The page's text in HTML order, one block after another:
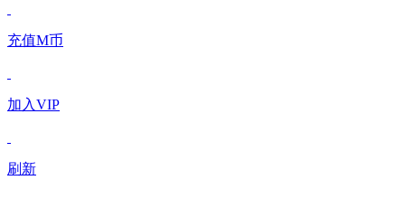
充值M币
加入VIP
刷新